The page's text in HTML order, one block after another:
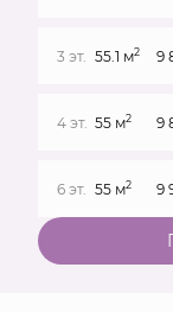
3 эт. 55.1 м2 9
4 эт. 55 м2 9
6 эт. 55 м2 9